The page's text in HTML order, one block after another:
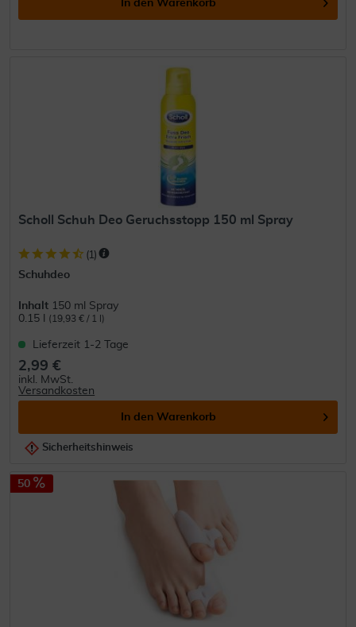
In den Warenkorb
Scholl Schuh Deo Geruchsstopp 150 ml Spray
(1)
Schuhdeo
Inhalt 150 ml Spray
0.15 l
(19,93 € / 1 l)
Lieferzeit 1-2 Tage
2,99 €
inkl. MwSt.
Versandkosten
In den Warenkorb
Sicherheitshinweis
50